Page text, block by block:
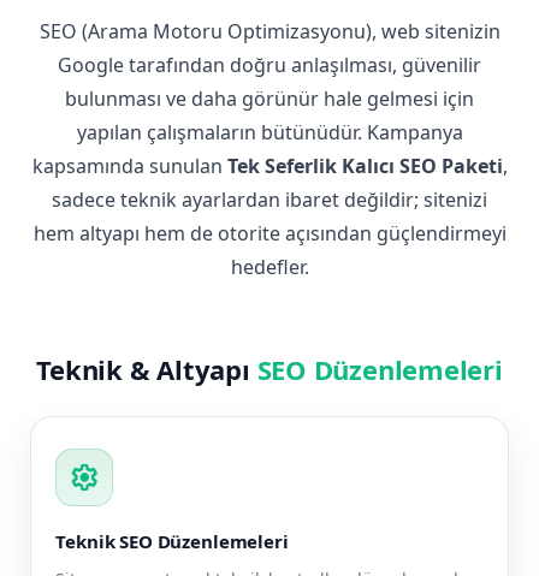
SEO (Arama Motoru Optimizasyonu), web sitenizin
Google tarafından doğru anlaşılması, güvenilir
bulunması ve daha görünür hale gelmesi için
yapılan çalışmaların bütünüdür. Kampanya
kapsamında sunulan Tek Seferlik Kalıcı SEO Paketi,
sadece teknik ayarlardan ibaret değildir; sitenizi
hem altyapı hem de otorite açısından güçlendirmeyi
hedefler.
Teknik & Altyapı SEO Düzenlemeleri
settings
Teknik SEO Düzenlemeleri